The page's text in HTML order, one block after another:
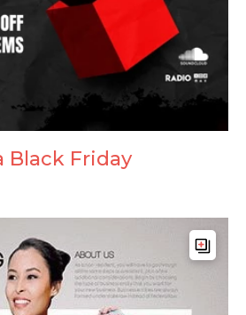
Black Friday